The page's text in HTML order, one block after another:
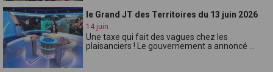
le Grand JT des Territoires du 13 juin 2026
14 juin
Une taxe qui fait des vagues chez les
plaisanciers ! Le gouvernement a annoncé ...